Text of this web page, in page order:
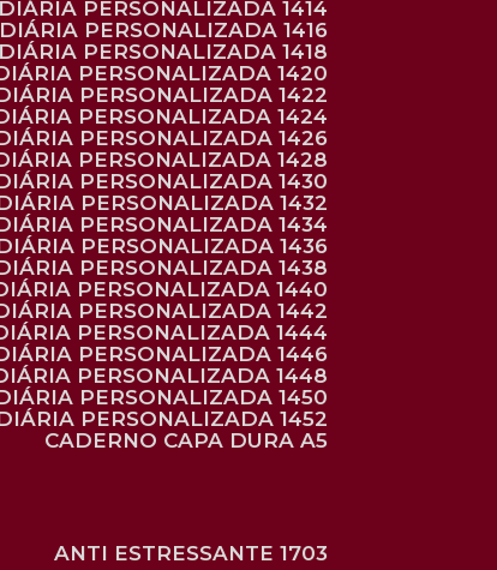
DIÁRIA PERSONALIZADA 1414
DIÁRIA PERSONALIZADA 1416
DIÁRIA PERSONALIZADA 1418
PERSONALIZADA 1420
DIÁRIA PERSONALIZADA 1422
PERSONALIZADA 1424
DIÁRIA PERSONALIZADA 1426
PERSONALIZADA 1428
DIÁRIA PERSONALIZADA 1430
DIÁRIA PERSONALIZADA 1432
DIÁRIA PERSONALIZADA 1434
DIÁRIA PERSONALIZADA 1436
DIÁRIA PERSONALIZADA 1438
PERSONALIZADA 1440
PERSONALIZADA 1442
PERSONALIZADA 1444
PERSONALIZADA 1446
PERSONALIZADA 1448
DIÁRIA PERSONALIZADA 1450
DIÁRIA PERSONALIZADA 1452
CADERNO CAPA DURA A5
ANTI ESTRESSANTE 1703